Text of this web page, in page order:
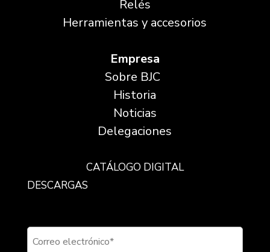
Relés
Herramientas y accesorios
Empresa
Sobre BJC
Historia
Noticias
Delegaciones
CATÁLOGO DIGITAL
DESCARGAS